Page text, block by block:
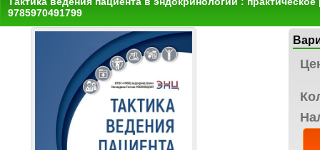
9785970491799